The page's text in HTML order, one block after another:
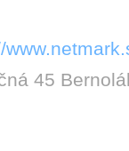
45